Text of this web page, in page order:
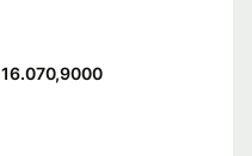
16.070,9000